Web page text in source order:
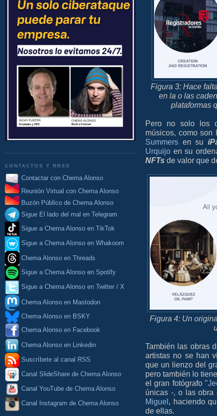
CONTACTOS Y RRSS
Contactar con Chema Alonso
Reunión Virtual con Chema Alonso
Buzón Público de Chema Alonso
Sigue El lado del mal en Telegram
Sigue a Chema Alonso en TikTok
Sigue a Chema Alonso en Whakoom
Chema Alonso en Threads
Sigue a Chema Alonso en Spotify
Sigue a Chema Alonso en Twitter / X
Chema Alonso en Mastodon
Chema Alonso en BSKY
Chema Alonso en Facebook
Chema Alonso en Linkedin
Suscríbete al canal RSS
Canal SlideShare de Chema Alonso
Canal YouTube de Chema Alonso
Canal Instagram de Chema Alonso
Figura 3: Hace
en la o las
plataformas
Pero no solo los
músicos, como
Summers en su
Urquijo en su
NFTs de valor que
Figura 4: Un
También las obras
artistas no se han
que un lienzo del
pero también lo
el gran fotógrafo "
únicas -, o las
Miguel, haciendo
de ellas.